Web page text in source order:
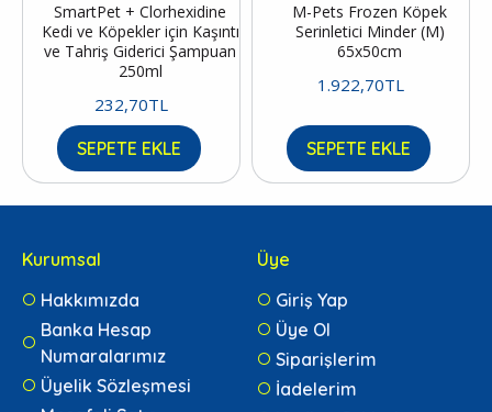
SmartPet + Clorhexidine
Kedi ve Köpekler için Kaşıntı
ve Tahriş Giderici Şampuan
250ml
232,70TL
SEPETE EKLE
M-Pets Frozen Köpek
Serinletici Minder (M)
65x50cm
1.922,70TL
SEPETE EKLE
Kurumsal
Hakkımızda
Banka Hesap
Numaralarımız
Üyelik Sözleşmesi
Üye
Giriş Yap
Üye Ol
Siparişlerim
İadelerim